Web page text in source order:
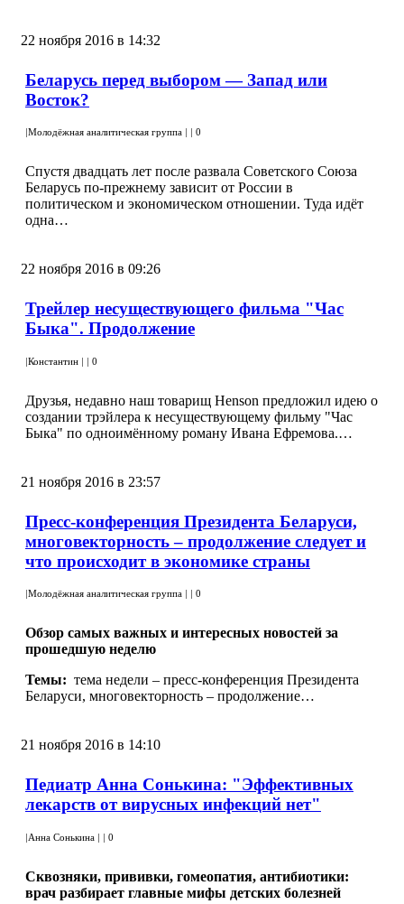
22 ноября 2016 в 14:32
Беларусь перед выбором — Запад или
Восток?
Молодёжная аналитическая группа 0
Спустя двадцать лет после развала Советского Союза
Беларусь по‑прежнему зависит от России в
политическом и экономическом отношении. Туда идёт
одна…
22 ноября 2016 в 09:26
Трейлер несуществующего фильма "Час
Быка". Продолжение
|Константин | | 0
Друзья, недавно наш товарищ Henson предложил идею о
создании трэйлера к несуществующему фильму "Час
Быка" по одноимённому роману Ивана Ефремова.…
21 ноября 2016 в 23:57
Пресс-конференция Президента Беларуси,
многовекторность – продолжение следует и
что происходит в экономике страны
Молодёжная аналитическая группа 0
Обзор самых важных и интересных новостей за
прошедшую неделю
Темы: тема недели – пресс-конференция Президента
Беларуси, многовекторность – продолжение…
21 ноября 2016 в 14:10
Педиатр Анна Сонькина: "Эффективных
лекарств от вирусных инфекций нет"
|Анна Сонькина | | 0
Сквозняки, прививки, гомеопатия, антибиотики:
врач разбирает главные мифы детских болезней